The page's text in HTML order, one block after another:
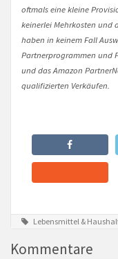
oftmals eine kleine
keinerlei Mehrkosten und
haben in keinem Fall
Partnerprogrammen und
und das Amazon
qualifizierten Verkäufen.
Lebensmittel &
Kommentare